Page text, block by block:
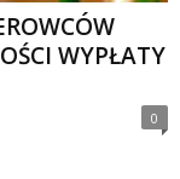
WYPŁATY
0